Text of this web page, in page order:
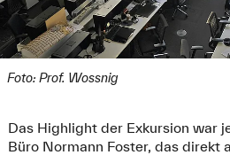
Foto: Prof. Wossnig
Das Highlight der Exkursion war
Büro Normann Foster, das direkt